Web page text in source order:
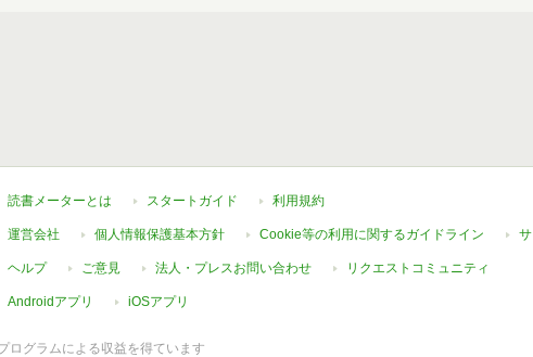
読書メーターとは スタートガイド 利用規約
運営会社 個人情報保護基本方針 Cookie等の利用に関するガイドライン
ヘルプ ご意見 法人・プレスお問い合わせ リクエストコミュニティ
Androidアプリ iOSアプリ
ログラムによる収益を得ています